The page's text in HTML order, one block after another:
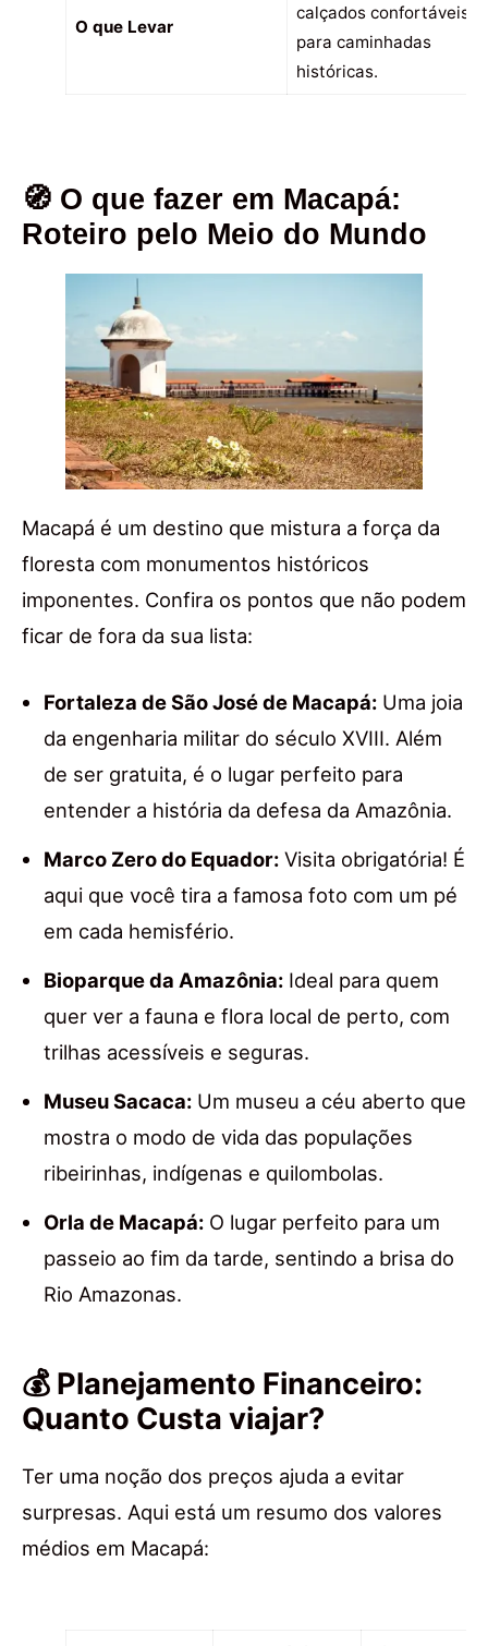
O que Levar
calçados confortáveis
para caminhadas
históricas.
🧭 O que fazer em Macapá:
Roteiro pelo Meio do Mundo
Macapá é um destino que mistura a força da
floresta com monumentos históricos
imponentes. Confira os pontos que não podem
ficar de fora da sua lista:
Fortaleza de São José de Macapá: Uma joia
da engenharia militar do século XVIII. Além
de ser gratuita, é o lugar perfeito para
entender a história da defesa da Amazônia.
Marco Zero do Equador: Visita obrigatória! É
aqui que você tira a famosa foto com um pé
em cada hemisfério.
Bioparque da Amazônia: Ideal para quem
quer ver a fauna e flora local de perto, com
trilhas acessíveis e seguras.
Museu Sacaca: Um museu a céu aberto que
mostra o modo de vida das populações
ribeirinhas, indígenas e quilombolas.
Orla de Macapá: O lugar perfeito para um
passeio ao fim da tarde, sentindo a brisa do
Rio Amazonas.
💰 Planejamento Financeiro:
Quanto Custa viajar?
Ter uma noção dos preços ajuda a evitar
surpresas. Aqui está um resumo dos valores
médios em Macapá: